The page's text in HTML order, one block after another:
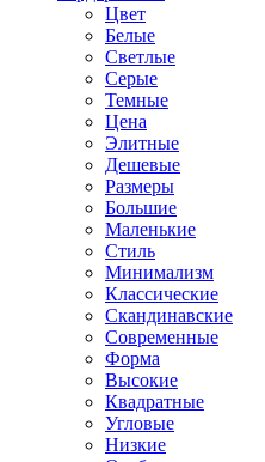
Цвет
Белые
Светлые
Серые
Темные
Цена
Элитные
Дешевые
Размеры
Большие
Маленькие
Стиль
Минимализм
Классические
Скандинавские
Современные
Форма
Высокие
Квадратные
Угловые
Низкие